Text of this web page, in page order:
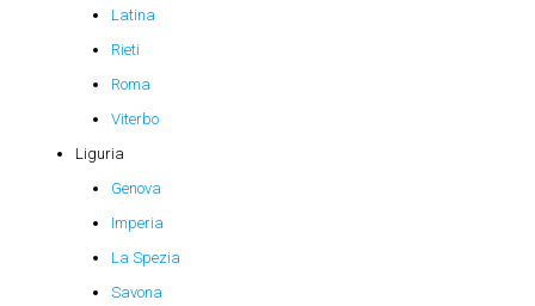
Latina
Rieti
Roma
Viterbo
Liguria
Genova
Imperia
La Spezia
Savona